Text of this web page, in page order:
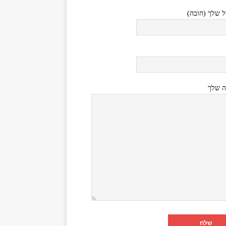
שלך (חובה)
שלך